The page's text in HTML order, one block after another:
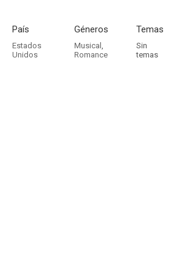
País
Estados
Unidos
Géneros
Musical ,
Romance
Temas
Sin
temas